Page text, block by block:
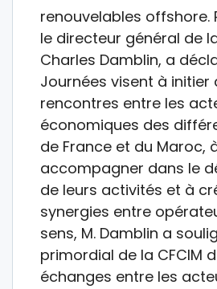
renouvelables offshore.
le directeur général de
Charles Damblin, a
Journées visent à initier
rencontres entre les
économiques des
de France et du Maroc,
accompagner dans le
de leurs activités et à
synergies entre
sens, M. Damblin a
primordial de la CFCIM
échanges entre les